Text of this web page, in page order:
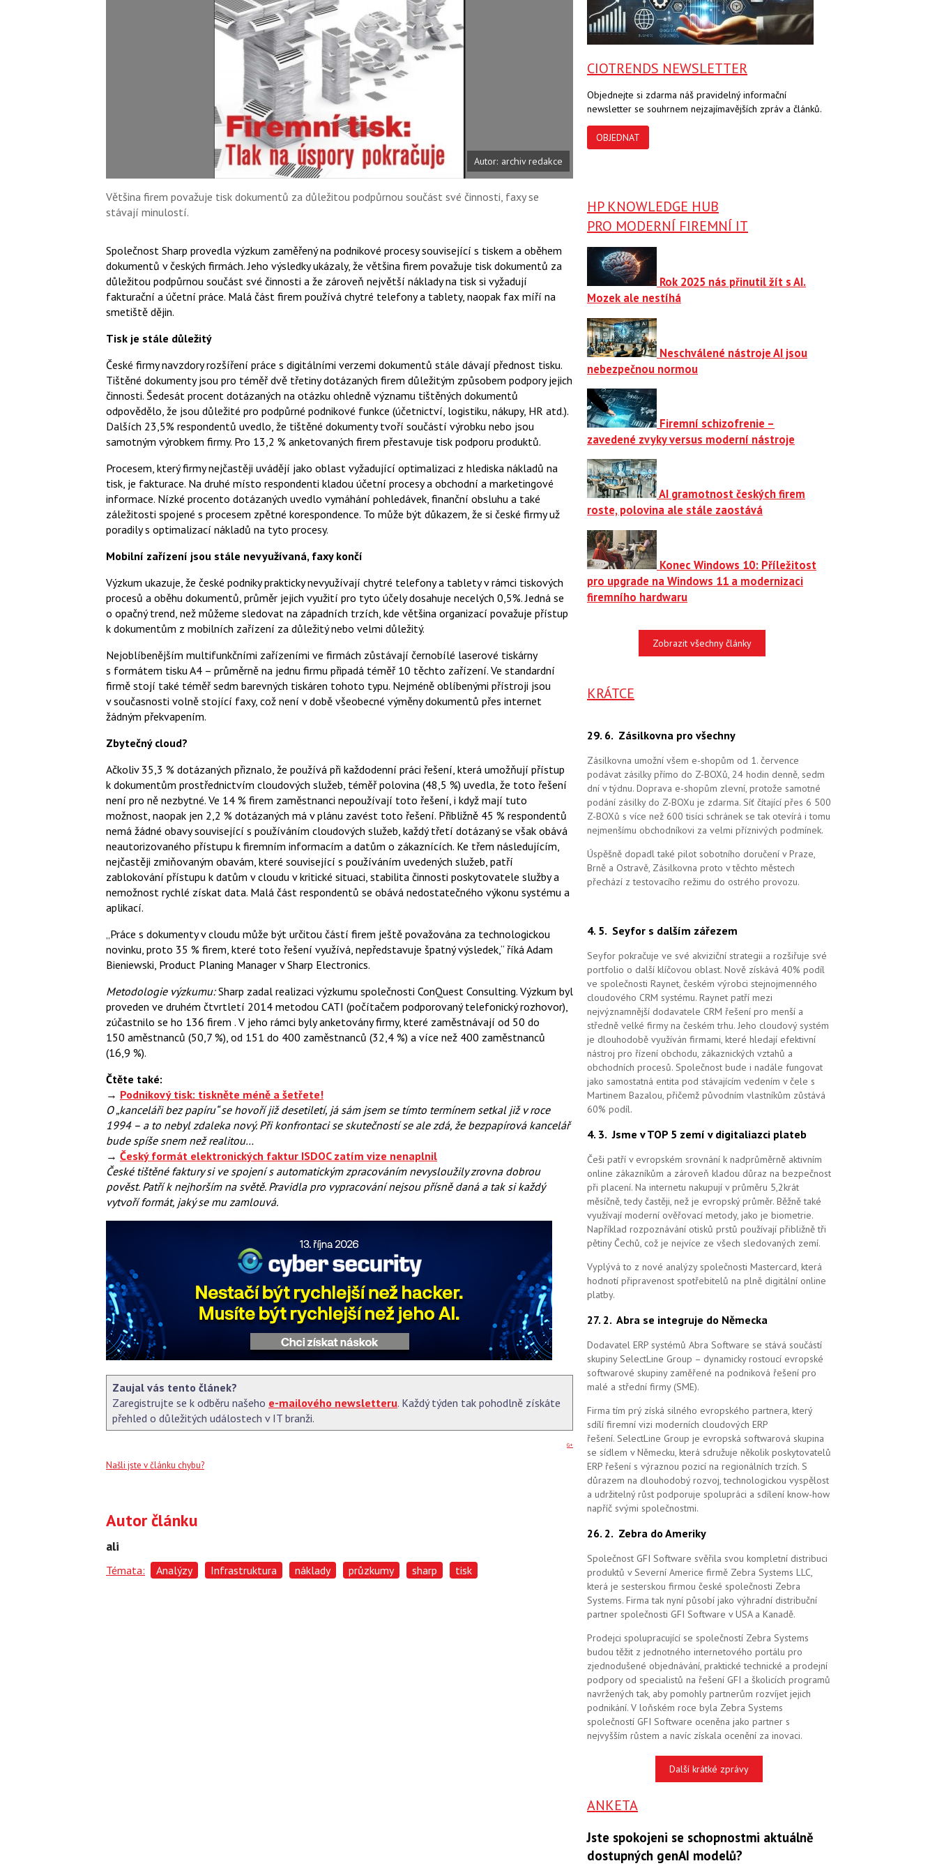
Autor: archiv redakce
Většina firem považuje tisk dokumentů za důležitou podpůrnou součást své činnosti, faxy se
stávají minulostí.
Společnost Sharp provedla výzkum zaměřený na podnikové procesy související s tiskem a oběhem
dokumentů v českých firmách. Jeho výsledky ukázaly, že většina firem považuje tisk dokumentů za
důležitou podpůrnou součást své činnosti a že zároveň největší náklady na tisk si vyžadují
fakturační a účetní práce. Malá část firem používá chytré telefony a tablety, naopak fax míří na
smetiště dějin.
Tisk je stále důležitý
České firmy navzdory rozšíření práce s digitálními verzemi dokumentů stále dávají přednost tisku.
Tištěné dokumenty jsou pro téměř dvě třetiny dotázaných firem důležitým způsobem podpory jejich
činnosti. Šedesát procent dotázaných na otázku ohledně významu tištěných dokumentů
odpovědělo, že jsou důležité pro podpůrné podnikové funkce (účetnictví, logistiku, nákupy, HR atd.).
Dalších 23,5% respondentů uvedlo, že tištěné dokumenty tvoří součástí výrobku nebo jsou
samotným výrobkem firmy. Pro 13,2 % anketovaných firem přestavuje tisk podporu produktů.
Procesem, který firmy nejčastěji uvádějí jako oblast vyžadující optimalizaci z hlediska nákladů na
tisk, je fakturace. Na druhé místo respondenti kladou účetní procesy a obchodní a marketingové
informace. Nízké procento dotázaných uvedlo vymáhání pohledávek, finanční obsluhu a také
záležitosti spojené s procesem zpětné korespondence. To může být důkazem, že si české firmy už
poradily s optimalizací nákladů na tyto procesy.
Mobilní zařízení jsou stále nevyužívaná, faxy končí
Výzkum ukazuje, že české podniky prakticky nevyužívají chytré telefony a tablety v rámci tiskových
procesů a oběhu dokumentů, průměr jejich využití pro tyto účely dosahuje necelých 0,5%. Jedná se
o opačný trend, než můžeme sledovat na západních trzích, kde většina organizací považuje přístup
k dokumentům z mobilních zařízení za důležitý nebo velmi důležitý.
Nejoblíbenějším multifunkčními zařízeními ve firmách zůstávají černobílé laserové tiskárny
s formátem tisku A4 – průměrně na jednu firmu připadá téměř 10 těchto zařízení. Ve standardní
firmě stojí také téměř sedm barevných tiskáren tohoto typu. Nejméně oblíbenými přístroji jsou
v současnosti volně stojící faxy, což není v době všeobecné výměny dokumentů přes internet
žádným překvapením.
Zbytečný cloud?
Ačkoliv 35,3 % dotázaných přiznalo, že používá při každodenní práci řešení, která umožňují přístup
k dokumentům prostřednictvím cloudových služeb, téměř polovina (48,5 %) uvedla, že toto řešení
není pro ně nezbytné. Ve 14 % firem zaměstnanci nepoužívají toto řešení, i když mají tuto
možnost, naopak jen 2,2 % dotázaných má v plánu zavést toto řešení. Přibližně 45 % respondentů
nemá žádné obavy související s používáním cloudových služeb, každý třetí dotázaný se však obává
neautorizovaného přístupu k firemním informacím a datům o zákaznících. Ke třem následujícím,
nejčastěji zmiňovaným obavám, které související s používáním uvedených služeb, patří
zablokování přístupu k datům v cloudu v kritické situaci, stabilita činnosti poskytovatele služby a
nemožnost rychlé získat data. Malá část respondentů se obává nedostatečného výkonu systému a
aplikací.
„Práce s dokumenty v cloudu může být určitou částí firem ještě považována za technologickou
novinku, proto 35 % firem, které toto řešení využívá, nepředstavuje špatný výsledek,“ říká Adam
Bieniewski, Product Planing Manager v Sharp Electronics.
Metodologie výzkumu:Sharp zadal realizaci výzkumu společnosti ConQuest Consulting. Výzkum byl
proveden ve druhém čtvrtletí 2014 metodou CATI (počítačem podporovaný telefonický rozhovor),
zúčastnilo se ho 136 firem . V jeho rámci byly anketovány firmy, které zaměstnávají od 50 do
150 aměstnanců (50,7 %), od 151 do 400 zaměstnanců (32,4 %) a více než 400 zaměstnanců
(16,9 %).
Čtěte také:
→ Podnikový tisk: tiskněte méně a šetřete!
O „kanceláři bez papíru“ se hovoří již desetiletí, já sám jsem se tímto termínem setkal již v roce
1994 – a to nebyl zdaleka nový. Při konfrontaci se skutečností se ale zdá, že bezpapírová kancelář
bude spíše snem než realitou…
→ Český formát elektronických faktur ISDOC zatím vize nenaplnil
České tištěné faktury si ve spojení s automatickým zpracováním nevysloužily zrovna dobrou
pověst. Patří k nejhorším na světě. Pravidla pro vypracování nejsou přísně daná a tak si každý
vytvoří formát, jaký se mu zamlouvá.
Zaujal vás tento článek?
Zaregistrujte se k odběru našeho e-mailového newsletteru. Každý týden tak pohodlně získáte
přehled o důležitých událostech v IT branži.
G+
Našli jste v článku chybu?
Autor článku
ali
Témata: Analýzy Infrastruktura náklady průzkumy sharp tisk
CIOTRENDS NEWSLETTER
Objednejte si zdarma náš pravidelný informační
newsletter se souhrnem nejzajímavějších zpráv a článků.
OBJEDNAT
HP KNOWLEDGE HUB
PRO MODERNÍ FIREMNÍ IT
Rok 2025 nás přinutil žít s AI.
Mozek ale nestíhá
Neschválené nástroje AI jsou
nebezpečnou normou
Firemní schizofrenie –
zavedené zvyky versus moderní nástroje
AI gramotnost českých firem
roste, polovina ale stále zaostává
Konec Windows 10: Příležitost
pro upgrade na Windows 11 a modernizaci
firemního hardwaru
Zobrazit všechny články
KRÁTCE
29. 6. Zásilkovna pro všechny
Zásilkovna umožní všem e-shopům od 1. července
podávat zásilky přímo do Z-BOXů, 24 hodin denně, sedm
dní v týdnu. Doprava e-shopům zlevní, protože samotné
podání zásilky do Z-BOXu je zdarma. Síť čítající přes 6 500
Z-BOXů s více než 600 tisíci schránek se tak otevírá i tomu
nejmenšímu obchodníkovi za velmi příznivých podmínek.
Úspěšně dopadl také pilot sobotního doručení v Praze,
Brně a Ostravě, Zásilkovna proto v těchto městech
přechází z testovacího režimu do ostrého provozu.
4. 5. Seyfor s dalším zářezem
Seyfor pokračuje ve své akviziční strategii a rozšiřuje své
portfolio o další klíčovou oblast. Nově získává 40% podíl
ve společnosti Raynet, českém výrobci stejnojmenného
cloudového CRM systému. Raynet patří mezi
nejvýznamnější dodavatele CRM řešení pro menší a
středně velké firmy na českém trhu. Jeho cloudový systém
je dlouhodobě využíván firmami, které hledají efektivní
nástroj pro řízení obchodu, zákaznických vztahů a
obchodních procesů. Společnost bude i nadále fungovat
jako samostatná entita pod stávajícím vedením v čele s
Martinem Bazalou, přičemž původním vlastníkům zůstává
60% podíl.
4. 3.Jsme v TOP 5 zemí v digitaliazci plateb
Češi patří v evropském srovnání k nadprůměrně aktivním
online zákazníkům a zároveň kladou důraz na bezpečnost
při placení. Na internetu nakupují v průměru 5,2krát
měsíčně, tedy častěji, než je evropský průměr. Běžně také
využívají moderní ověřovací metody, jako je biometrie.
Například rozpoznávání otisků prstů používají přibližně tři
pětiny Čechů, což je nejvíce ze všech sledovaných zemí.
Vyplývá to z nové analýzy společnosti Mastercard, která
hodnotí připravenost spotřebitelů na plně digitální online
platby.
27. 2. Abra se integruje do Německa
Dodavatel ERP systémů Abra Software se stává součástí
skupiny SelectLine Group – dynamicky rostoucí evropské
softwarové skupiny zaměřené na podniková řešení pro
malé a střední firmy (SME).
Firma tím prý získá silného evropského partnera, který
sdílí firemní vizi moderních cloudových ERP
řešení. SelectLine Group je evropská softwarová skupina
se sídlem v Německu, která sdružuje několik poskytovatelů
ERP řešení s výraznou pozicí na regionálních trzích. S
důrazem na dlouhodobý rozvoj, technologickou vyspělost
a udržitelný růst podporuje spolupráci a sdílení know-how
napříč svými společnostmi.
26. 2. Zebra do Ameriky
Společnost GFI Software svěřila svou kompletní distribuci
produktů v Severní Americe firmě Zebra Systems LLC,
která je sesterskou firmou české společnosti Zebra
Systems. Firma tak nyní působí jako výhradní distribuční
partner společnosti GFI Software v USA a Kanadě.
Prodejci spolupracující se společností Zebra Systems
budou těžit z jednotného internetového portálu pro
zjednodušené objednávání, praktické technické a prodejní
podpory od specialistů na řešení GFI a školicích programů
navržených tak, aby pomohly partnerům rozvíjet jejich
podnikání. V loňském roce byla Zebra Systems
společností GFI Software oceněna jako partner s
nejvyšším růstem a navíc získala ocenění za inovaci.
Další krátké zprávy
ANKETA
Jste spokojeni se schopnostmi aktuálně
dostupných genAI modelů?